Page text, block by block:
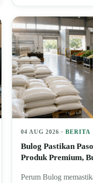
04 AUG 2026 · BERITA
Bulog Pastikan
Produk Premium,
Perum Bulog